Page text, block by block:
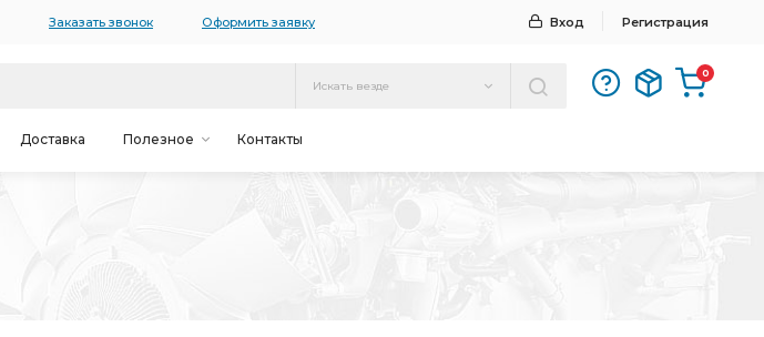
Заказать звонок Оформить заявку Вход Регистрация
Искать везде
0
Доставка Полезное Контакты